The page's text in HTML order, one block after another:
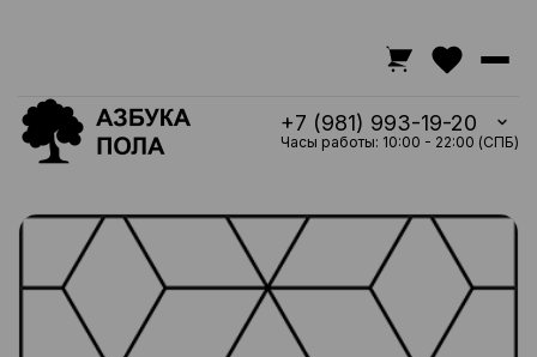
+7 (981) 993-19-20
Часы работы: 10:00 - 22:00 (СПБ)